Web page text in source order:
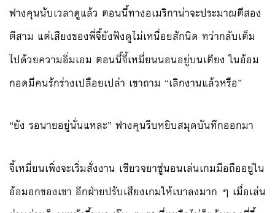
ฟางคุนนับเวลาดูแล้ว ตอนนี้ทางอเมริกาน่าจะประมาณตีสอง
ตีสาม แต่เสียงของพี่จี้ยังฟังดูไม่เหนื่อยสักนิด ทว่ากลับเต็ม
ไปด้วยความอิ่มเอม ตอนนี้จี้เหมี่ยนนอนอยู่บนเตียง ในอ้อม
กอดมีคนรักร่างเปลือยเปล่า เขาถาม “เลิกงานแล้วหรือ”
“ยัง รอนายอยู่นั่นแหละ” ฟางคุนรีบหยิบสมุดบันทึกออกมา
จี้เหมี่ยนเพิ่งจะเริ่มสั่งงาน เซียวจยาซู่นอนเล่นเกมมือถืออยู่ใน
อ้อมอกของเขา อีกฝ่ายปรับเสียงเกมให้เบาลงมาก ๆ เมื่อเล่น